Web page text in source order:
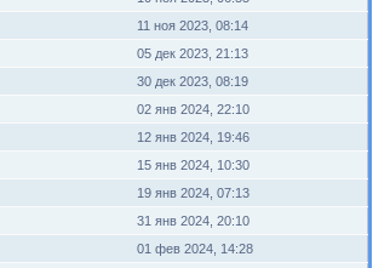
11 ноя 2023, 08:14
05 дек 2023, 21:13
30 дек 2023, 08:19
02 янв 2024, 22:10
12 янв 2024, 19:46
15 янв 2024, 10:30
19 янв 2024, 07:13
31 янв 2024, 20:10
01 фев 2024, 14:28